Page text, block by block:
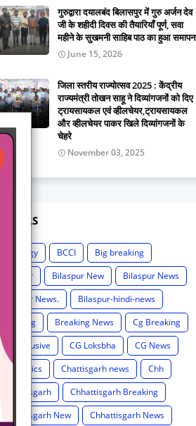
गुरुद्वारा दयालबंद बिलासपुर में गुरु अर्जन देव
जी के शहीदी दिवस की तैयारियाँ पूर्ण, सवा
महीने के सुखमनी साहिब पाठ का हुआ समापन
June 15, 2026
जिला स्तरीय राज्योत्सव 2025 : केंद्रीय
राज्यमंत्री तोखन साहू ने दिव्यांगजनों को दिए
ट्रायसायकल एवं व्हीलचेयर,ट्रायसायकल
और व्हीलचेयर पाकर खिले दिव्यांगजनों के
चेहरे
November 03, 2025
LABELS
Astrology BCCI
Big breaking
Bilaspur
Bilaspur New
Bilaspur News
Bilaspur News.
Bilaspur-hindi-news
Breaking
Breaking News
Cg Breaking
CG exclusive
CG Loksbha
CG News
CG politics
Chattisgarh news
Chh
Chhattisgarh
Chhattisgarh Breaking
Chhattisgarh New
Chhattisgarh News